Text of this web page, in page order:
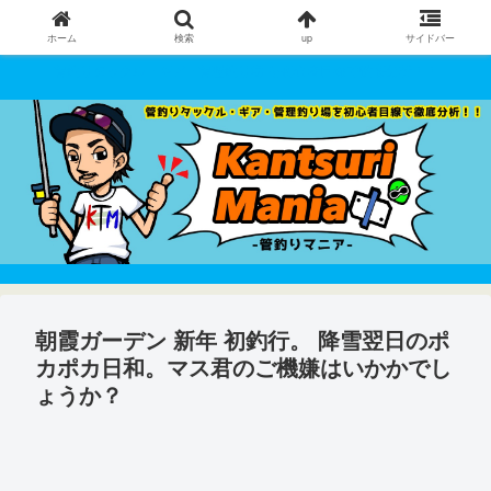
朝霞ガーデン 新年 初釣行。 降雪翌日のポ
カポカ日和。マス君のご機嫌はいかかでし
ょうか？
ホーム 検索 up サイドバー